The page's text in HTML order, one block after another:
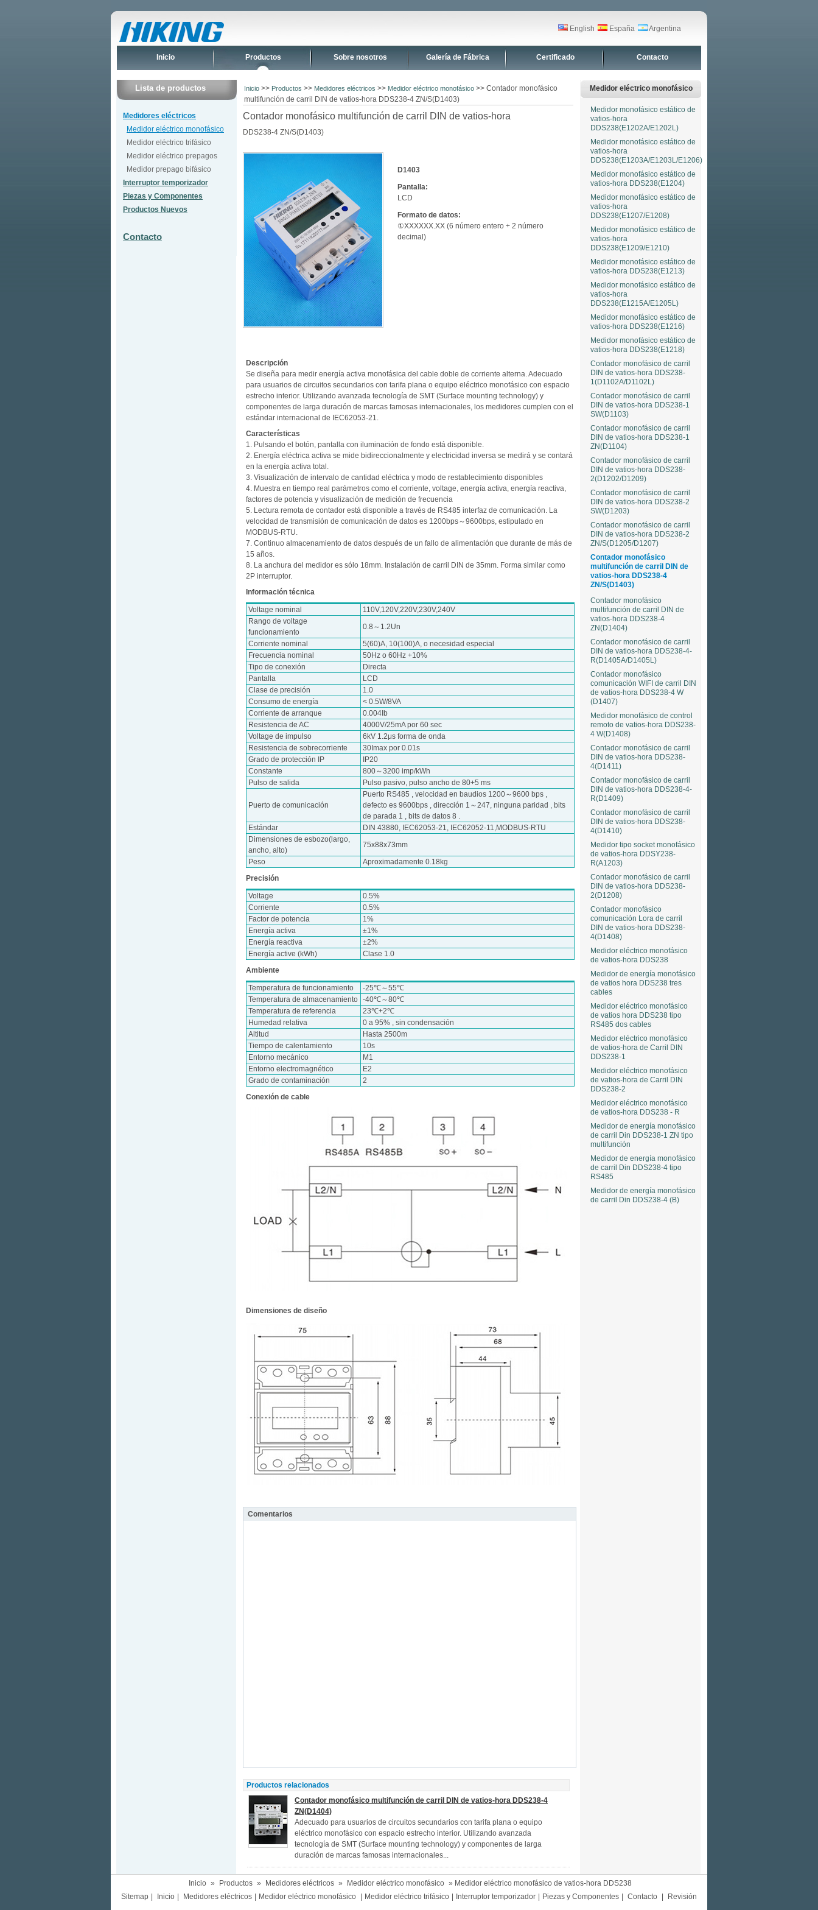
English España Argentina
Inicio Productos Sobre nosotros Galería de Fábrica Certificado Contacto
Lista de productos
Medidores eléctricos
Medidor eléctrico monofásico
Medidor eléctrico trifásico
Medidor eléctrico prepagos
Medidor prepago bifásico
Interruptor temporizador
Piezas y Componentes
Productos Nuevos
Contacto
Inicio >> Productos >> Medidores eléctricos >> Medidor eléctrico monofásico >> Contador monofásico
multifunción de carril DIN de vatios-hora DDS238-4 ZN/S(D1403)
Contador monofásico multifunción de carril DIN de vatios-hora
DDS238-4 ZN/S(D1403)
D1403
Pantalla:
LCD
Formato de datos:
①XXXXXX.XX (6 número entero + 2 número
decimal)
Descripción
Se diseña para medir energía activa monofásica del cable doble de corriente alterna. Adecuado
para usuarios de circuitos secundarios con tarifa plana o equipo eléctrico monofásico con espacio
estrecho interior. Utilizando avanzada tecnología de SMT (Surface mounting technology) y
componentes de larga duración de marcas famosas internacionales, los medidores cumplen con el
estándar internacional de IEC62053-21.
Características
1. Pulsando el botón, pantalla con iluminación de fondo está disponible.
2. Energía eléctrica activa se mide bidireccionalmente y electricidad inversa se medirá y se contará
en la energía activa total.
3. Visualización de intervalo de cantidad eléctrica y modo de restablecimiento disponibles
4. Muestra en tiempo real parámetros como el corriente, voltage, energía activa, energía reactiva,
factores de potencia y visualización de medición de frecuencia
5. Lectura remota de contador está disponible a través de RS485 interfaz de comunicación. La
velocidad de transmisión de comunicación de datos es 1200bps～9600bps, estipulado en
MODBUS-RTU.
7. Continuo almacenamiento de datos después de un fallo de alimentación que durante de más de
15 años.
8. La anchura del medidor es sólo 18mm. Instalación de carril DIN de 35mm. Forma similar como
2P interruptor.
Información técnica
Voltage nominal
110V,120V,220V,230V,240V
Rango de voltage
funcionamiento
0.8～1.2Un
Corriente nominal
5(60)A, 10(100)A, o necesidad especial
Frecuencia nominal
50Hz o 60Hz +10%
Tipo de conexión
Directa
Pantalla
LCD
Clase de precisión
1.0
Consumo de energía
< 0.5W/8VA
Corriente de arranque
0.004Ib
Resistencia de AC
4000V/25mA por 60 sec
Voltage de impulso
6kV 1.2μs forma de onda
Resistencia de sobrecorriente
30Imax por 0.01s
Grado de protección IP
IP20
Constante
800～3200 imp/kWh
Pulso de salida
Pulso pasivo, pulso ancho de 80+5 ms
Puerto de comunicación
Puerto RS485 , velocidad en baudios 1200～9600 bps ,
defecto es 9600bps , dirección 1～247, ninguna paridad , bits
de parada 1 , bits de datos 8 .
Estándar
DIN 43880, IEC62053-21, IEC62052-11,MODBUS-RTU
Dimensiones de esbozo(largo,
ancho, alto)
75x88x73mm
Peso
Aproximadamente 0.18kg
Precisión
Voltage
0.5%
Corriente
0.5%
Factor de potencia
1%
Energía activa
±1%
Energía reactiva
±2%
Energía active (kWh)
Clase 1.0
Ambiente
Temperatura de funcionamiento
-25℃～55℃
Temperatura de almacenamiento
-40℃～80℃
Temperatura de referencia
23℃+2℃
Humedad relativa
0 a 95% , sin condensación
Altitud
Hasta 2500m
Tiempo de calentamiento
10s
Entorno mecánico
M1
Entorno electromagnético
E2
Grado de contaminación
2
Conexión de cable
Dimensiones de diseño
Comentarios
Productos relacionados
Contador monofásico multifunción de carril DIN de vatios-hora DDS238-4
ZN(D1404)
Adecuado para usuarios de circuitos secundarios con tarifa plana o equipo
eléctrico monofásico con espacio estrecho interior. Utilizando avanzada
tecnología de SMT (Surface mounting technology) y componentes de larga
duración de marcas famosas internacionales...
Medidor eléctrico monofásico
Medidor monofásico estático de
vatios-hora
DDS238(E1202A/E1202L)
Medidor monofásico estático de
vatios-hora
DDS238(E1203A/E1203L/E1206)
Medidor monofásico estático de
vatios-hora DDS238(E1204)
Medidor monofásico estático de
vatios-hora
DDS238(E1207/E1208)
Medidor monofásico estático de
vatios-hora
DDS238(E1209/E1210)
Medidor monofásico estático de
vatios-hora DDS238(E1213)
Medidor monofásico estático de
vatios-hora
DDS238(E1215A/E1205L)
Medidor monofásico estático de
vatios-hora DDS238(E1216)
Medidor monofásico estático de
vatios-hora DDS238(E1218)
Contador monofásico de carril
DIN de vatios-hora DDS238-
1(D1102A/D1102L)
Contador monofásico de carril
DIN de vatios-hora DDS238-1
SW(D1103)
Contador monofásico de carril
DIN de vatios-hora DDS238-1
ZN(D1104)
Contador monofásico de carril
DIN de vatios-hora DDS238-
2(D1202/D1209)
Contador monofásico de carril
DIN de vatios-hora DDS238-2
SW(D1203)
Contador monofásico de carril
DIN de vatios-hora DDS238-2
ZN/S(D1205/D1207)
Contador monofásico
multifunción de carril DIN de
vatios-hora DDS238-4
ZN/S(D1403)
Contador monofásico
multifunción de carril DIN de
vatios-hora DDS238-4
ZN(D1404)
Contador monofásico de carril
DIN de vatios-hora DDS238-4-
R(D1405A/D1405L)
Contador monofásico
comunicación WIFI de carril DIN
de vatios-hora DDS238-4 W
(D1407)
Medidor monofásico de control
remoto de vatios-hora DDS238-
4 W(D1408)
Contador monofásico de carril
DIN de vatios-hora DDS238-
4(D1411)
Contador monofásico de carril
DIN de vatios-hora DDS238-4-
R(D1409)
Contador monofásico de carril
DIN de vatios-hora DDS238-
4(D1410)
Medidor tipo socket monofásico
de vatios-hora DDSY238-
R(A1203)
Contador monofásico de carril
DIN de vatios-hora DDS238-
2(D1208)
Contador monofásico
comunicación Lora de carril
DIN de vatios-hora DDS238-
4(D1408)
Medidor eléctrico monofásico
de vatios-hora DDS238
Medidor de energía monofásico
de vatios hora DDS238 tres
cables
Medidor eléctrico monofásico
de vatios hora DDS238 tipo
RS485 dos cables
Medidor eléctrico monofásico
de vatios-hora de Carril DIN
DDS238-1
Medidor eléctrico monofásico
de vatios-hora de Carril DIN
DDS238-2
Medidor eléctrico monofásico
de vatios-hora DDS238 - R
Medidor de energía monofásico
de carril Din DDS238-1 ZN tipo
multifunción
Medidor de energía monofásico
de carril Din DDS238-4 tipo
RS485
Medidor de energía monofásico
de carril Din DDS238-4 (B)
Inicio » Productos » Medidores eléctricos » Medidor eléctrico monofásico » Medidor eléctrico monofásico de vatios-hora DDS238
Sitemap
Inicio Medidores eléctricos Medidor eléctrico monofásico Medidor eléctrico trifásico Interruptor temporizador Piezas y Componentes Contacto Revisión